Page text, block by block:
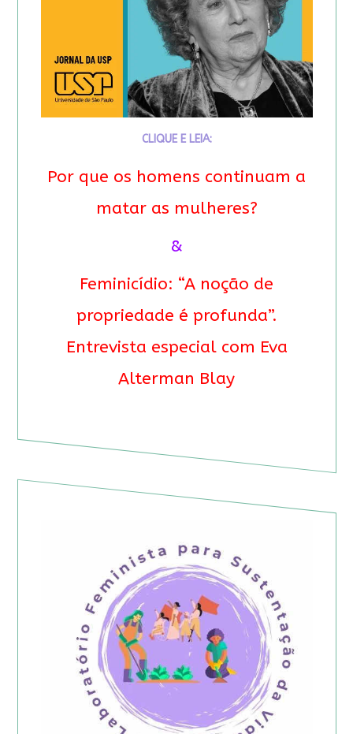
CLIQUE E LEIA:
Por que os homens continuam a
matar as mulheres?
&
Feminicídio: “A noção de
propriedade é profunda”.
Entrevista especial com Eva
Alterman Blay